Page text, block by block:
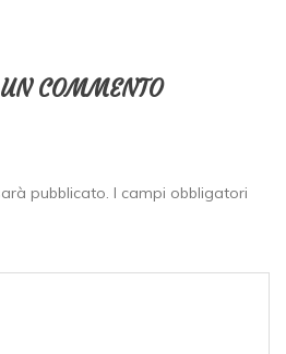
COMMENTO
pubblicato. I campi obbligatori